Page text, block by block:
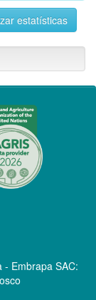
estatísticas
- Embrapa SAC: